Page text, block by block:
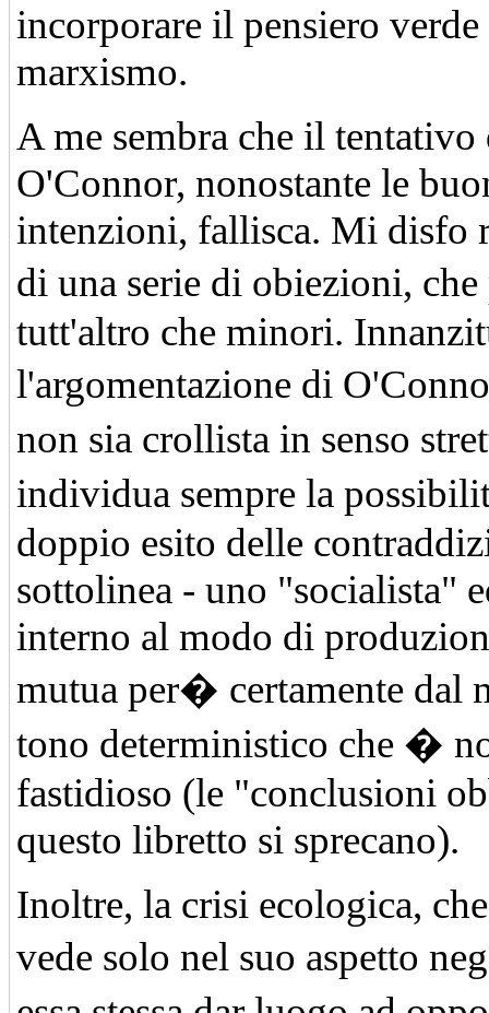
incorporare il pensiero verde
marxismo.
A me sembra che il tentativo
O'Connor, nonostante le
intenzioni, fallisca. Mi disfo
di una serie di obiezioni,
tutt'altro che minori.
l'argomentazione di
non sia crollista in senso
individua sempre la
doppio esito delle
sottolinea - uno "socialista"
interno al modo di
mutua per� certamente dal
tono deterministico che �
fastidioso (le "conclusioni
questo libretto si sprecano).
Inoltre, la crisi ecologica,
vede solo nel suo aspetto